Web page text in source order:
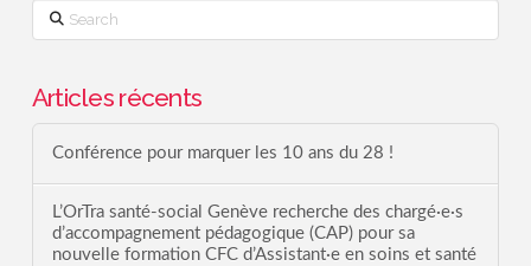
Search
Articles récents
Conférence pour marquer les 10 ans du 28 !
L’OrTra santé-social Genève recherche des chargé·e·s
d’accompagnement pédagogique (CAP) pour sa
nouvelle formation CFC d’Assistant·e en soins et santé